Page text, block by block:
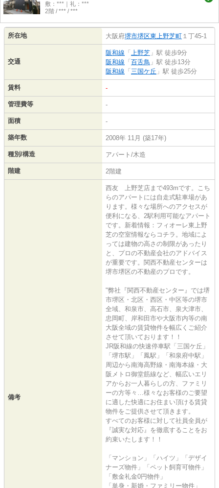
敷：***｜礼：***
2階 / *** / ***
所在地 大阪府堺市堺区東上野芝町 １丁45-1
交通
阪和線 「 上野芝 」駅 徒歩9分
阪和線 「 百舌鳥 」駅 徒歩13分
阪和線 「 三国ケ丘 」駅 徒歩25分
賃料 -
管理費等 -
面積 -
築年数 2008年 11月 (築17年)
種別/構造 アパート/木造
階建 2階建
備考
西友 上野芝店まで493mです。こち
らのアパートには自走式駐車場があ
ります。様々な場所へのアクセスが
便利になる、2駅利用可能なアパート
です。新着情報：フィオーレ東上野
芝の空室情報ならコチラ。地域によ
っては建物の高さの制限があったり
と、プロの不動産会社のアドバイス
が重要です。関西不動産センターは
堺市堺区の不動産のプロです。
"弊社『関西不動産センター』では堺
市堺区・北区・西区・中区等の堺市
全域、和泉市、高石市、泉大津市、
忠岡町、岸和田市や大阪市内等の南
大阪全域の賃貸物件を幅広くご紹介
させて頂いております！！
JR阪和線の快速停車駅「三国ケ丘」
「堺市駅」「鳳駅」「和泉府中駅」
周辺から南海高野線・南海本線・大
阪メトロ御堂筋線など、幅広いエリ
アからお一人暮らしの方、ファミリ
ーの方等々…様々なお客様のご要望
に適した快適にお住まい頂ける賃貸
物件をご提供させて頂きます。
すべてのお客様に対して社員全員が
『誠実な対応』を徹底することをお
約束いたします！！
「マンション」「ハイツ」「デザイ
ナーズ物件」「ペット飼育可物件」
「敷金礼金0円物件」
「単身・新婚・ファミリー物件」